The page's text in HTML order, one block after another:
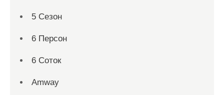
5 Сезон
6 Персон
6 Соток
Amway